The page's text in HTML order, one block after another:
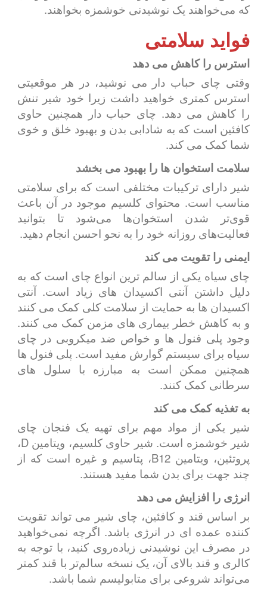
که می‌خواهند یک نوشیدنی خوشمزه بخواهند.
فواید سلامتی
استرس را کاهش می دهد
وقتی چای حباب دار می نوشید، در هر موقعیتی
استرس کمتری خواهید داشت زیرا خود شیر تنش
را کاهش می دهد. چای حباب دار همچنین حاوی
کافئین است که به شادابی بدن و بهبود خلق و خوی
شما کمک می کند.
سلامت استخوان ها را بهبود می بخشد
شیر دارای ترکیبات مختلفی است که برای سلامتی
مناسب است. محتوای کلسیم موجود در آن باعث
قوی‌تر شدن استخوان‌ها می‌شود تا بتوانید
فعالیت‌های روزانه خود را به نحو احسن انجام دهید.
ایمنی را تقویت می کند
چای سیاه یکی از سالم ترین انواع چای است که به
دلیل داشتن آنتی اکسیدان های زیاد است. آنتی
اکسیدان ها به حمایت از سلامت کلی کمک می کنند
و به کاهش خطر بیماری های مزمن کمک می کنند.
وجود پلی فنول ها و خواص ضد میکروبی در چای
سیاه برای سیستم گوارش مفید است. پلی فنول ها
همچنین ممکن است به مبارزه با سلول های
سرطانی کمک کنند.
به تغذیه کمک می کند
شیر یکی از مواد مهم برای تهیه یک فنجان چای
شیر خوشمزه است. شیر حاوی کلسیم، ویتامین D،
پروتئین، ویتامین B12، پتاسیم و غیره است که از
چند جهت برای بدن شما مفید هستند.
انرژی را افزایش می دهد
بر اساس قند و کافئین، چای شیر می تواند تقویت
کننده عمده ای در انرژی باشد. اگرچه نمی‌خواهید
در مصرف این نوشیدنی زیاده‌روی کنید، با توجه به
کالری و قند بالای آن، یک نسخه سالم‌تر با قند کمتر
می‌تواند شروعی برای متابولیسم شما باشد.